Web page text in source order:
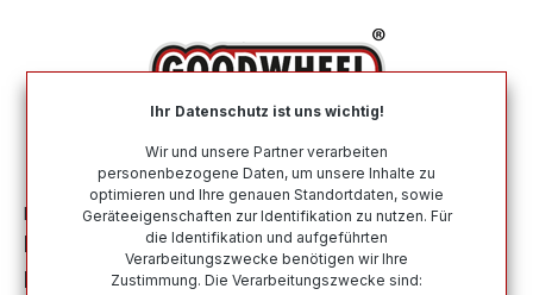
Motorradreifen Nach Marke MITAS
MITAS 120/70 B 19 M/C TL/TT 60T
ENDURO TRAIL XT+ M+S (IND)
Ihr Datenschutz ist uns wichtig!
Wir und unsere Partner verarbeiten
personenbezogene Daten, um unsere Inhalte zu
optimieren und Ihre genauen Standortdaten, sowie
Geräteeigenschaften zur Identifikation zu nutzen. Für
die Identifikation und aufgeführten
Verarbeitungszwecke benötigen wir Ihre
Zustimmung. Die Verarbeitungszwecke sind: